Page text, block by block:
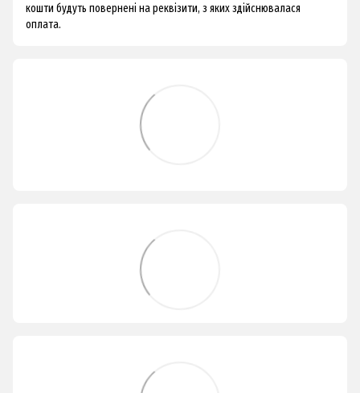
кошти будуть повернені на реквізити, з яких здійснювалася
оплата.